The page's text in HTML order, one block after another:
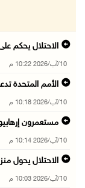
الاحتلال يحكم
10/آب/2026 10:22 م
الأمم المتحدة
10/آب/2026 10:18 م
مستعمرون
10/آب/2026 10:14 م
الاحتلال يحول
10/آب/2026 10:03 م